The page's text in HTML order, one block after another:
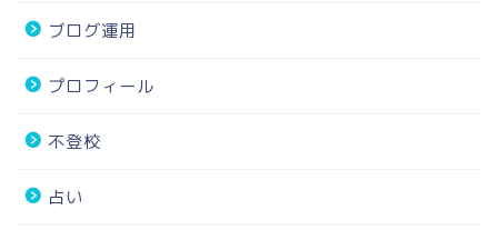
ブログ運用
プロフィール
不登校
占い